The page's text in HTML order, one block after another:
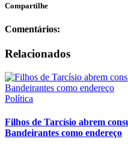
Compartilhe
Comentários:
Relacionados
Política
Filhos de Tarcísio abrem
Bandeirantes como endereço